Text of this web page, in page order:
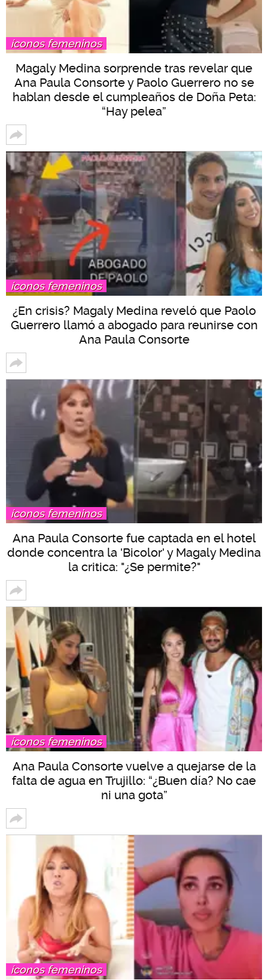
íconos femeninos
Magaly Medina sorprende tras revelar que
Ana Paula Consorte y Paolo Guerrero no se
hablan desde el cumpleaños de Doña Peta:
“Hay pelea”
íconos femeninos
¿En crisis? Magaly Medina reveló que Paolo
Guerrero llamó a abogado para reunirse con
Ana Paula Consorte
íconos femeninos
Ana Paula Consorte fue captada en el hotel
donde concentra la 'Bicolor' y Magaly Medina
la critica: "¿Se permite?"
íconos femeninos
Ana Paula Consorte vuelve a quejarse de la
falta de agua en Trujillo: “¿Buen día? No cae
ni una gota”
íconos femeninos